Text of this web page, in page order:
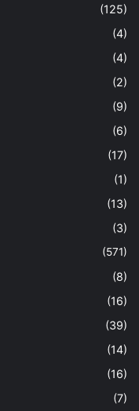
(125)
(4)
(4)
(2)
(9)
(6)
(17)
(1)
(13)
(3)
(571)
(8)
(16)
(39)
(14)
(16)
(7)